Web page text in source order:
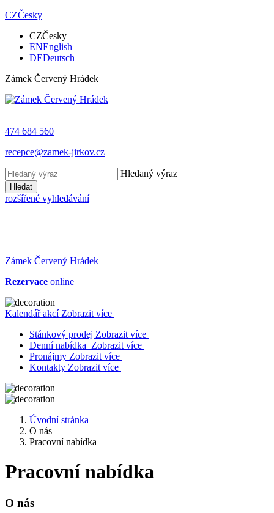
CZČesky
CZČesky
ENEnglish
DEDeutsch
Zámek Červený Hrádek
474 684 560
recepce@zamek-jirkov.cz
Hledaný výraz
Hledat
rozšířené vyhledávání
Zámek Červený Hrádek
Rezervace online
Kalendář akcí Zobrazit více
Stánkový prodej Zobrazit více
Denní nabídka Zobrazit více
Pronájmy Zobrazit více
Kontakty Zobrazit více
Úvodní stránka
O nás
Pracovní nabídka
Pracovní nabídka
O nás